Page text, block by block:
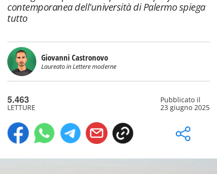
contemporanea dell'università di Palermo spiega
tutto
Giovanni Castronovo
Laureato in Lettere moderne
5.463
LETTURE
Pubblicato il
23 giugno 2025